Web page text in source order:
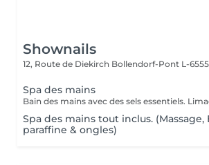
Shownails
12, Route de Diekirch Bollendorf-Pont L-6555
Spa des mains
Spa des mains tout inclus. (Massage,
paraffine & ongles)